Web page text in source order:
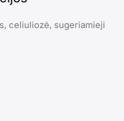
celiuliozė, sugeriamieji